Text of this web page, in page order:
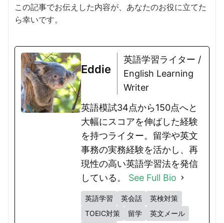
この記事でお伝えした内容が、あなたのお役に立てた
ら幸いです。
Eddie
英語学習ライター /
English Learning
Writer
英語模試34点から150点へと
大幅にスコアを伸ばした経験
を持つライター。留学や英文
事務の実務経験を活かし、再
現性の高い英語学習法を発信
している。 See Full Bio
英語学習 英会話
英検対策
TOEIC対策
留学
英文メール